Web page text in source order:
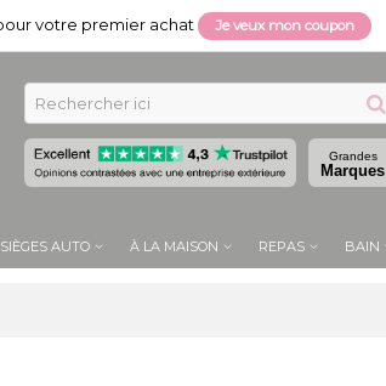
votre premier achat Je veux mon coupon
Grandes
Marques
SIÈGES AUTO À LA MAISON REPAS BAIN